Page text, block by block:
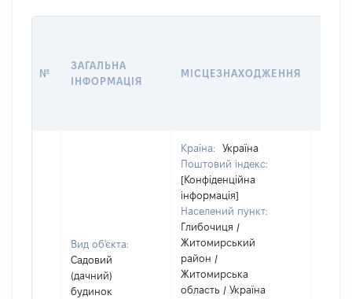
№
ЗАГАЛЬНА
ІНФОРМАЦІЯ
МІСЦЕЗНАХОДЖЕННЯ
Вид об'єкта:
Садовий
(дачний)
будинок
Країна:
Україна
Поштовий індекс:
[Конфіденційна
інформація]
Населений пункт:
Глибочиця /
Житомирський
район /
Житомирська
область / Україна